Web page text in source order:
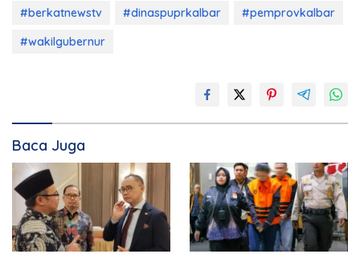
#berkatnewstv
#dinaspuprkalbar
#pemprovkalbar
#wakilgubernur
Baca Juga